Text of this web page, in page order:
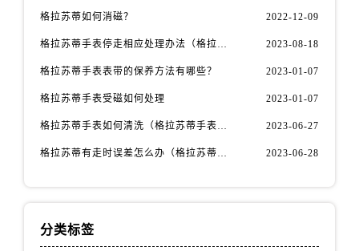
格拉苏蒂如何消磁？ 2022-12-09
格拉苏蒂手表停走相应处理办法（格拉苏蒂手表停走如何维修） 2023-08-18
格拉苏蒂手表表带的保养方法有哪些？ 2023-01-07
格拉苏蒂手表受磁如何处理 2023-01-07
格拉苏蒂手表如何清洗（格拉苏蒂手表怎样才能清洗干净） 2023-06-27
格拉苏蒂有走时误差怎么办（格拉苏蒂手表出现误差原因） 2023-06-28
分类标签